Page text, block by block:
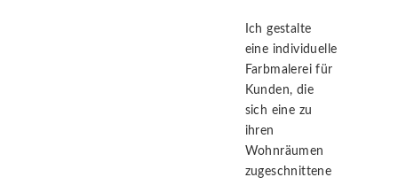
Ich gestalte
eine individuelle
Farbmalerei für
Kunden, die
sich eine zu
ihren
Wohnräumen
zugeschnittene